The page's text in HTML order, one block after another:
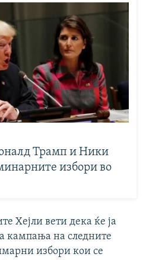
Трамп и Ники
избори во
Хејли вети дека ќе ја
кампања на следните
избори кои се